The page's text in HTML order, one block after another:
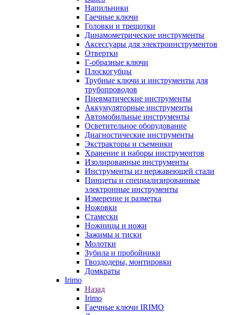
Напильники
Гаечные ключи
Головки и трещотки
Динамометрические инструменты
Аксессуары для электроинструментов
Отвертки
Г-образные ключи
Плоскогубцы
Трубные ключи и инструменты для
трубопроводов
Пневматические инструменты
Аккумуляторные инструменты
Автомобильные инструменты
Осветительное оборудование
Диагностические инструменты
Экстракторы и съемники
Хранение и наборы инструментов
Изолированные инструменты
Инструменты из нержавеющей стали
Пинцеты и специализированные
электронные инструменты
Измерение и разметка
Ножовки
Стамески
Ножницы и ножи
Зажимы и тиски
Молотки
Зубила и пробойники
Гвоздодеры, монтировки
Домкраты
Irimo
Назад
Irimo
Гаечные ключи IRIMO